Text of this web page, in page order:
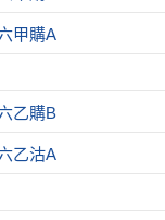
甲購A
乙購B
乙沽A